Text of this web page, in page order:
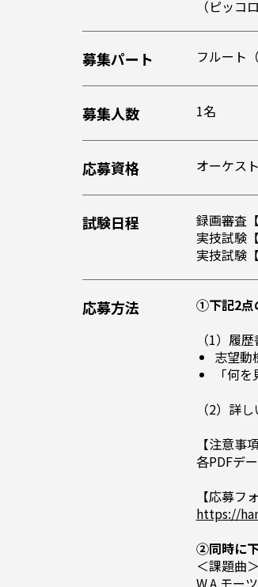
（ピッコ
募集パート フルート
募集人数 1名
応募資格 オーケス
試験日程
録画審査
実技試験
実技試験
応募方法
①下記2点
（1）履
志望動
「何
（2）詳
【注意事項
各PDFデ
【応募フ
https://
②同時に
＜課題曲＞
W.A.モー